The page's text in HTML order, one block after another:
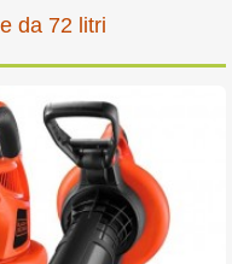
da 72 litri